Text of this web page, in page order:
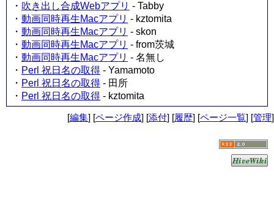
・ 吹き出し合成Webアプリ - Tabby
・ 動画同時再生Macアプリ - kztomita
・ 動画同時再生Macアプリ - skon
・ 動画同時再生Macアプリ - from茨城
・ 動画同時再生Macアプリ - 名無し
・ Perl 祝日名の取得 - Yamamoto
・ Perl 祝日名の取得 - 田所
・ Perl 祝日名の取得 - kztomita
[編集] [ページ作成] [添付] [履歴] [ページ一覧] [管理]